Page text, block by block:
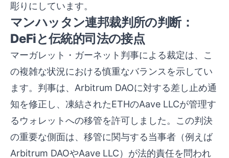
彫りにしています。
マンハッタン連邦裁判所の判断：
DeFiと伝統的司法の接点
マーガレット・ガーネット判事による裁定は、こ
の複雑な状況における慎重なバランスを示してい
ます。判事は、Arbitrum DAOに対する差し止め通
知を修正し、凍結されたETHのAave LLCが管理す
るウォレットへの移管を許可しました。この判決
の重要な側面は、移管に関与する当事者（例えば
Arbitrum DAOやAave LLC）が法的責任を問われ